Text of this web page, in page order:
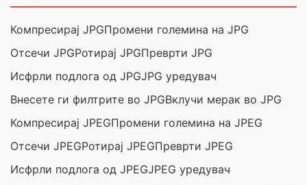
Компресирај JPGПромени големина на JPG
Отсечи JPGРотирај JPGПреврти JPG
Исфрли подлога од JPGJPG уредувач
Внесете ги филтрите во JPGВклучи мерак во JPG
Компресирај JPEGПромени големина на JPEG
Отсечи JPEGРотирај JPEGПреврти JPEG
Исфрли подлога од JPEGJPEG уредувач